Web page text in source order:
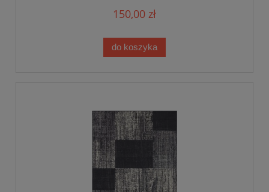
150,00 zł
do koszyka